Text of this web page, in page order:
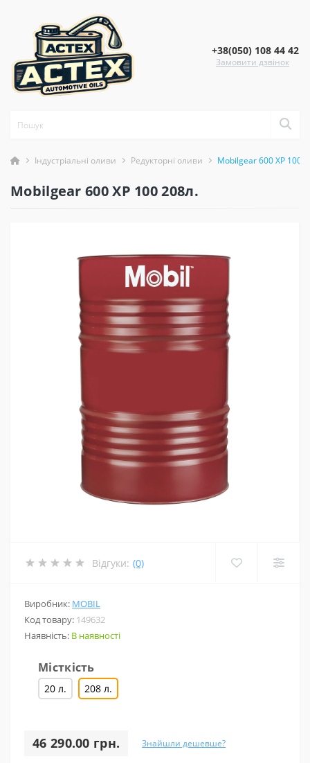
+38(050) 108 44 42
Замовити дзвінок
Індустріальні оливи Редукторні оливи Mobilgear 600 XP 100
Mobilgear 600 XP 100 208л.
Відгуки: (0)
Виробник: MOBIL
Код товару: 149632
Наявність: В наявності
Місткість
20 л. 208 л.
46 290.00 грн. Знайшли дешевше?